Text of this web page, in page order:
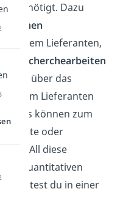
benötigt. Dazu
eigenen
mit dem Lieferanten,
Recherchearbeiten
über das
du vom Lieferanten
Das können zum
oder
sein. All diese
und quantitativen
solltest du in einer